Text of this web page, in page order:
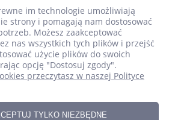
im technologie umożliwiają
strony i pomagają nam dostosować
Możesz zaakceptować
nas wszystkich tych plików i przejść
użycie plików do swoich
opcję "Dostosuj zgody".
przeczytasz w naszej Polityce
TYLKO NIEZBĘDNE